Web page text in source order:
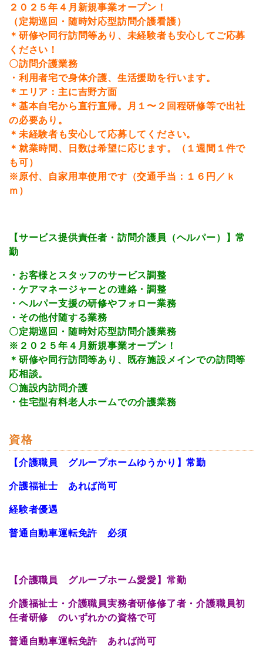
２０２５年４月新規事業オープン！
（定期巡回・随時対応型訪問介護看護）
＊研修や同行訪問等あり、未経験者も安心してご応募
ください！
〇訪問介護業務
・利用者宅で身体介護、生活援助を行います。
＊エリア：主に吉野方面
＊基本自宅から直行直帰。月１〜２回程研修等で出社
の必要あり。
＊未経験者も安心して応募してください。
＊就業時間、日数は希望に応じます。（１週間１件で
も可）
※原付、自家用車使用です（交通手当：１６円／ｋ
ｍ）
【サービス提供責任者・訪問介護員（ヘルパー）】常
勤
・お客様とスタッフのサービス調整
・ケアマネージャーとの連絡・調整
・ヘルパー支援の研修やフォロー業務
・その他付随する業務
〇定期巡回・随時対応型訪問介護業務
※２０２５年４月新規事業オープン！
＊研修や同行訪問等あり、既存施設メインでの訪問等
応相談。
〇施設内訪問介護
・住宅型有料老人ホームでの介護業務
資格
【介護職員 グループホームゆうかり】常勤
介護福祉士 あれば尚可
経験者優遇
普通自動車運転免許 必須
【介護職員 グループホーム愛愛】常勤
介護福祉士・介護職員実務者研修修了者・介護職員初
任者研修 のいずれかの資格で可
普通自動車運転免許 あれば尚可